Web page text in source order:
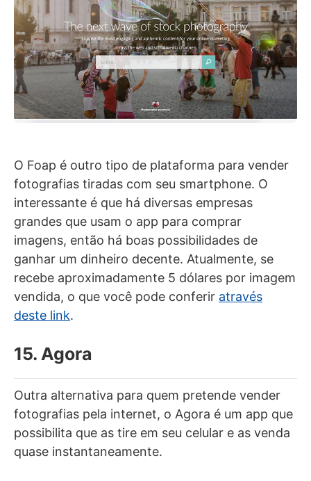
O Foap é outro tipo de plataforma para vender
fotografias tiradas com seu smartphone. O
interessante é que há diversas empresas
grandes que usam o app para comprar
imagens, então há boas possibilidades de
ganhar um dinheiro decente. Atualmente, se
recebe aproximadamente 5 dólares por imagem
vendida, o que você pode conferir através
deste link.
15. Agora
Outra alternativa para quem pretende vender
fotografias pela internet, o Agora é um app que
possibilita que as tire em seu celular e as venda
quase instantaneamente.